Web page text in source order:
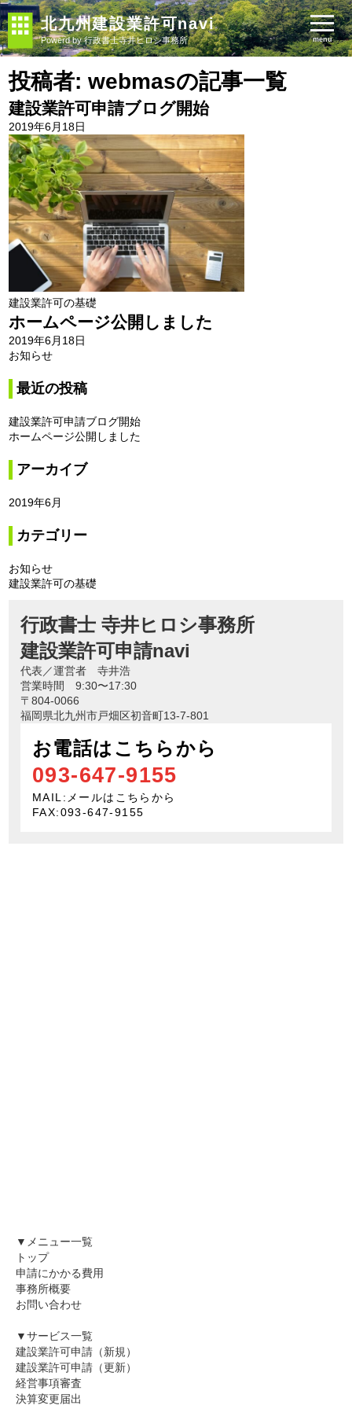
北九州建設業許可navi
Powerd by 行政書士寺井ヒロシ事務所 menu
投稿者:webmasの記事一覧
建設業許可申請ブログ開始
2019年6月18日
建設業許可の基礎
ホームページ公開しました
2019年6月18日
お知らせ
最近の投稿
建設業許可申請ブログ開始
ホームページ公開しました
アーカイブ
2019年6月
カテゴリー
お知らせ
建設業許可の基礎
行政書士 寺井ヒロシ事務所
建設業許可申請navi
代表／運営者 寺井浩
営業時間 9:30〜17:30
〒804-0066
福岡県北九州市戸畑区初音町13-7-801
お電話はこちらから
093-647-9155
MAIL: メールはこちらから
FAX:093-647-9155
▼メニュー一覧
トップ
申請にかかる費用
事務所概要
お問い合わせ
▼サービス一覧
建設業許可申請（新規）
建設業許可申請（更新）
経営事項審査
決算変更届出